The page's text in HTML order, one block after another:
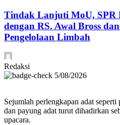
Tindak Lanjuti MoU, SPR
dengan RS. Awal Bross
Pengelolaan Limbah
Redaksi
5/08/2026
Sejumlah perlengkapan adat
dan payung adat turut dihadirkan
upacara.